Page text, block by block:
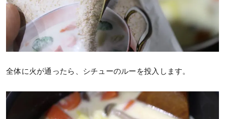
全体に火が通ったら、シチューのルーを投入します。